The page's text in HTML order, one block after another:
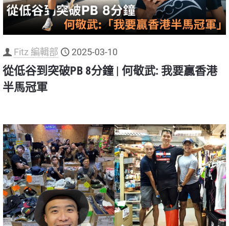
Fitz 編輯部 2025-03-10
從低谷到突破PB 8分鐘 | 何敬武: 我要贏香港
半馬冠軍